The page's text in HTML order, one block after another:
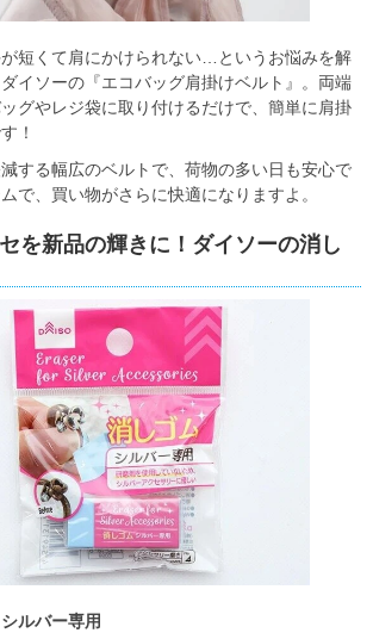
短くて肩にかけられない…というお悩みを解
イソーの『エコバッグ肩掛けベルト』。両端
グやレジ袋に取り付けるだけで、簡単に肩掛
！
する幅広のベルトで、荷物の多い日も安心で
で、買い物がさらに快適になりますよ。
を新品の輝きに！ダイソーの消し
ルバー専用